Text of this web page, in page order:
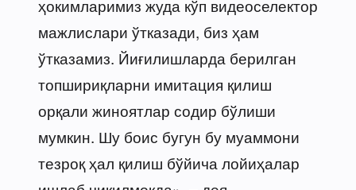
ҳокимларимиз жуда кўп видеоселектор
мажлислари ўтказади, биз ҳам
ўтказамиз. Йиғилишларда берилган
топшириқларни имитация қилиш
орқали жиноятлар содир бўлиши
мумкин. Шу боис бугун бу муаммони
тезроқ ҳал қилиш бўйича лойиҳалар